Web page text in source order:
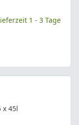
1 - 3 Tage
x 45l